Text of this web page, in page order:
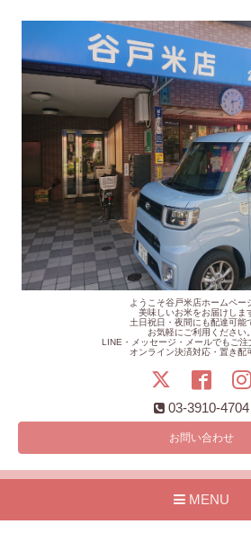
ようこそ谷戸米店ホームペー
美味しいお米をお届けしま
土日祝日・夜間にも配達可能
お気軽にご利用ください。
LINE・メッセージ・メールでもご注
オンライン決済対応・置き配
03-3910-4704
お問い合わせ
MENU